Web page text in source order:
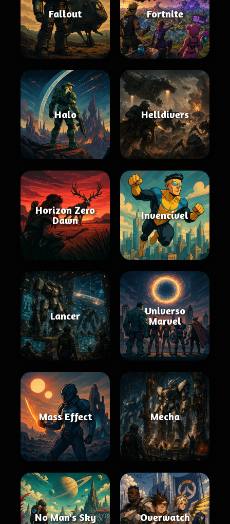
Fallout Fortnite
Halo Helldivers
Horizon Zero
Dawn
Invencível
Lancer
Universo
Marvel
Mass Effect Mecha
No Man's Sky Overwatch